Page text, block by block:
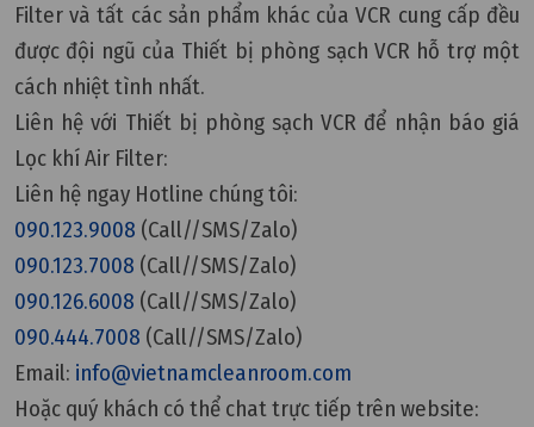
Filter và tất các sản phẩm khác của VCR cung cấp đều
được đội ngũ của Thiết bị phòng sạch VCR hỗ trợ một
cách nhiệt tình nhất.
Liên hệ với Thiết bị phòng sạch VCR để nhận báo giá
Lọc khí Air Filter:
Liên hệ ngay Hotline chúng tôi:
090.123.9008 (Call//SMS/Zalo)
090.123.7008 (Call//SMS/Zalo)
090.126.6008 (Call//SMS/Zalo)
090.444.7008 (Call//SMS/Zalo)
Email: info@vietnamcleanroom.com
Hoặc quý khách có thể chat trực tiếp trên website: